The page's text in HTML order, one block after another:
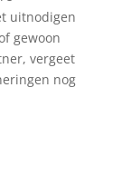
uitnodigen
gewoon
vergeet
nog